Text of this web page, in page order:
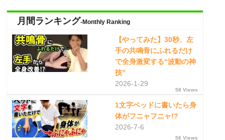
月間ランキング-Monthly Ranking
【やってみた】30秒、左
手の共鳴骨にふれるだけ
で全身激変する“波動の神
技”
2026-1-29
58 Views
1文字ベッドに書いたら身
体がフニャフニャ!?
2026-7-6
56 Views